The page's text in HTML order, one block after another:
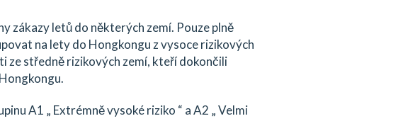
zákazy letů do některých zemí. Pouze plně
na lety do Hongkongu z vysoce rizikových
ze středně rizikových zemí, kteří dokončili
A1 „ Extrémně vysoké riziko “ a A2 „ Velmi